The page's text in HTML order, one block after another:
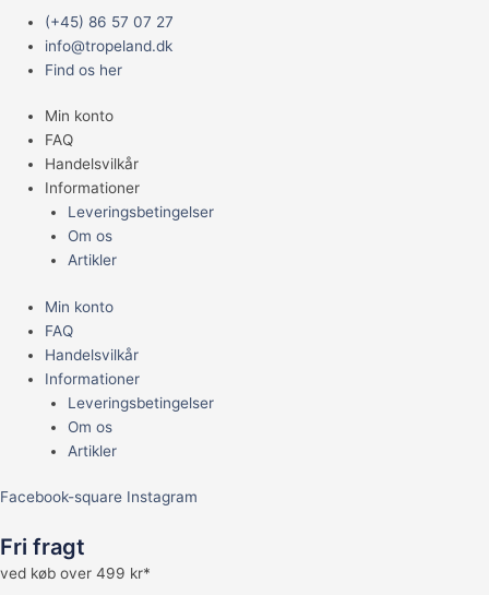
(+45) 86 57 07 27
info@tropeland.dk
Find os her
Min konto
FAQ
Handelsvilkår
Informationer
Leveringsbetingelser
Om os
Artikler
Min konto
FAQ
Handelsvilkår
Informationer
Leveringsbetingelser
Om os
Artikler
Facebook-square Instagram
Fri fragt
ved køb over 499 kr*
Main
Menu
Vitapol
Smakers
Undulat
130gr
antal